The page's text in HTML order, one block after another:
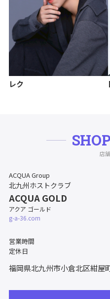
レク
店
ACQUA Group
北九州ホストクラブ
ACQUA GOLD
アクア ゴールド
g-a-36.com
営業時間
定休日
福岡県北九州市小倉北区紺屋